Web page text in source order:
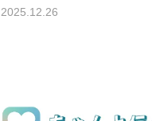
2025.12.26